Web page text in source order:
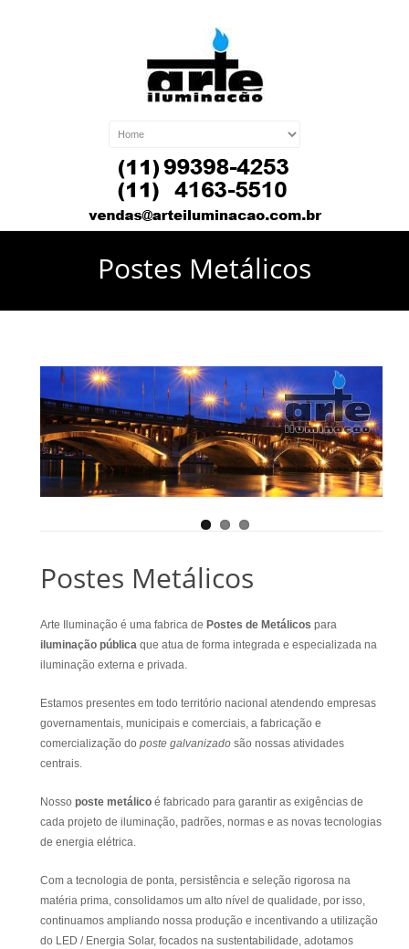
Postes Metálicos
Postes Metálicos
Arte Iluminação é uma fabrica de Postes de Metálicos para
iluminação pública que atua de forma integrada e especializada na
iluminação externa e privada.
Estamos presentes em todo território nacional atendendo empresas
governamentais, municipais e comerciais, a fabricação e
comercialização do poste galvanizado são nossas atividades
centrais.
Nosso poste metálico é fabricado para garantir as exigências de
cada projeto de iluminação, padrões, normas e as novas tecnologias
de energia elétrica.
Com a tecnologia de ponta, persistência e seleção rigorosa na
matéria prima, consolidamos um alto nível de qualidade, por isso,
continuamos ampliando nossa produção e incentivando a utilização
do LED / Energia Solar, focados na sustentabilidade, adotamos